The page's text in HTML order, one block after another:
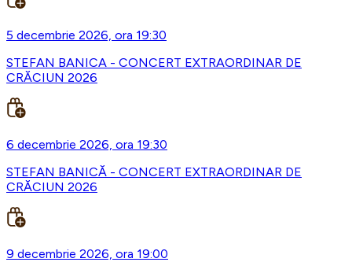
5 decembrie 2026, ora 19:30
STEFAN BANICA - CONCERT EXTRAORDINAR DE
CRĂCIUN 2026
6 decembrie 2026, ora 19:30
STEFAN BANICĂ - CONCERT EXTRAORDINAR DE
CRĂCIUN 2026
9 decembrie 2026, ora 19:00